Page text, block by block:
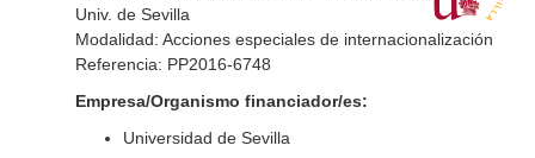
Univ. de Sevilla
Modalidad: Acciones especiales de internacionalización
Referencia: PP2016-6748
Empresa/Organismo financiador/es:
Universidad de Sevilla